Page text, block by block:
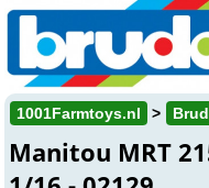
1001Farmtoys.nl
Manitou MRT